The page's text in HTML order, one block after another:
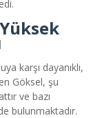
karşı dayanıklı,
Göksel, şu
ve bazı
bulunmaktadır.